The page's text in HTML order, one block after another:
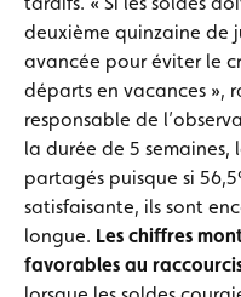
deuxième quinzaine de
avancée pour éviter le
départs en vacances »,
responsable de
la durée de 5 semaines,
partagés puisque si
satisfaisante, ils sont
longue. Les chiffres
favorables au